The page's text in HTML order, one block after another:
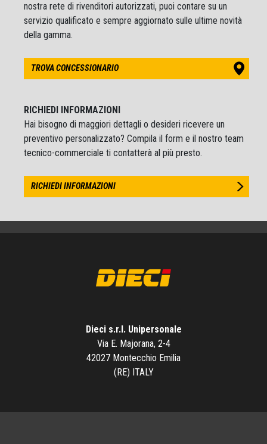
nostra rete di rivenditori autorizzati, puoi contare su un
servizio qualificato e sempre aggiornato sulle ultime novità
della gamma.
TROVA CONCESSIONARIO
RICHIEDI INFORMAZIONI
Hai bisogno di maggiori dettagli o desideri ricevere un
preventivo personalizzato? Compila il form e il nostro team
tecnico-commerciale ti contatterà al più presto.
RICHIEDI INFORMAZIONI
Dieci s.r.l. Unipersonale
Via E. Majorana, 2-4
42027 Montecchio Emilia
(RE) ITALY